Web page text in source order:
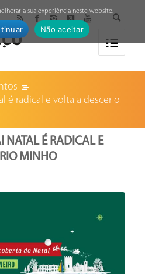
é radical e volta a descer o
NATAL É RADICAL E
MINHO
a sua experiência neste website.
Não aceitar